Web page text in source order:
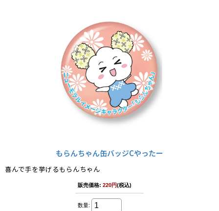
もらんちゃん缶バッジCやったー
喜んで手を挙げるもらんちゃん